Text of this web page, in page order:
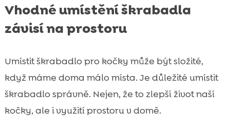
Vhodné umístění škrabadla
závisí na prostoru
Umístit škrabadlo pro kočky může být složité,
když máme doma málo místa. Je důležité umístit
škrabadlo správně. Nejen, že to zlepší život naší
kočky, ale i využití prostoru v domě.